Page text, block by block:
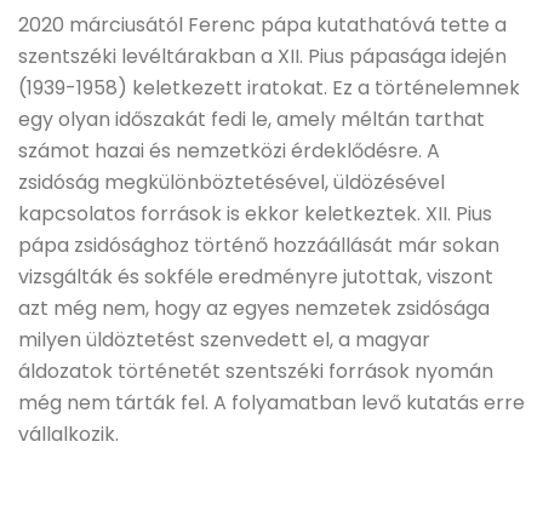
2020 márciusától Ferenc pápa kutathatóvá tette a
szentszéki levéltárakban a XII. Pius pápasága idején
(1939-1958) keletkezett iratokat. Ez a történelemnek
egy olyan időszakát fedi le, amely méltán tarthat
számot hazai és nemzetközi érdeklődésre. A
zsidóság megkülönböztetésével, üldözésével
kapcsolatos források is ekkor keletkeztek. XII. Pius
pápa zsidósághoz történő hozzáállását már sokan
vizsgálták és sokféle eredményre jutottak, viszont
azt még nem, hogy az egyes nemzetek zsidósága
milyen üldöztetést szenvedett el, a magyar
áldozatok történetét szentszéki források nyomán
még nem tárták fel. A folyamatban levő kutatás erre
vállalkozik.